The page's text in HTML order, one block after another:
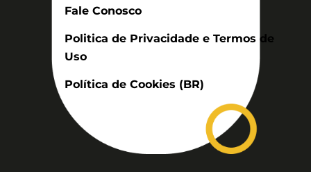
Fale Conosco
Politica de Privacidade e Termos de
Uso
Política de Cookies (BR)